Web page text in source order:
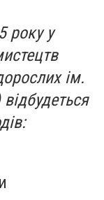
року у
ім.